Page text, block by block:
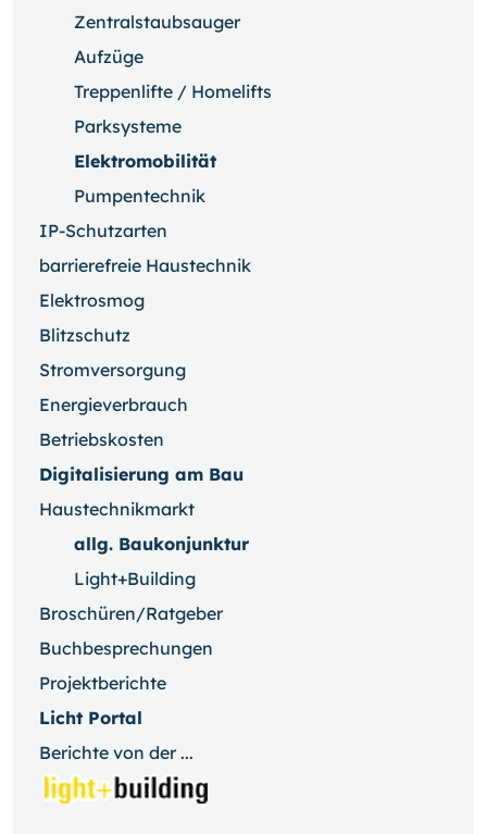
Zentralstaubsauger
Aufzüge
Treppenlifte / Homelifts
Parksysteme
Elektromobilität
Pumpentechnik
IP-Schutzarten
barrierefreie Haustechnik
Elektrosmog
Blitzschutz
Stromversorgung
Energieverbrauch
Betriebskosten
Digitalisierung am Bau
Haustechnikmarkt
allg. Baukonjunktur
Light+Building
Broschüren/Ratgeber
Buchbesprechungen
Projektberichte
Licht Portal
Berichte von der ...